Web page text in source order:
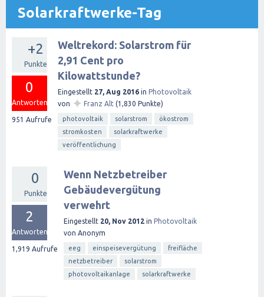
Solarkraftwerke-Tag
+2
Punkte
0
Antworten
951 Aufrufe
Weltrekord: Solarstrom für
2,91 Cent pro
Kilowattstunde?
Eingestellt 27, Aug 2016 in Photovoltaik
von ✦ Franz Alt (1,830 Punkte)
photovoltaik solarstrom
ökostrom
stromkosten
solarkraftwerke
veröffentlichung
0
Punkte
2
Antworten
1,919 Aufrufe
Wenn Netzbetreiber
Gebäudevergütung
verwehrt
Eingestellt 20, Nov 2012 in Photovoltaik
von Anonym
eeg einspeisevergütung
freifläche
netzbetreiber
solarstrom
photovoltaikanlage
solarkraftwerke